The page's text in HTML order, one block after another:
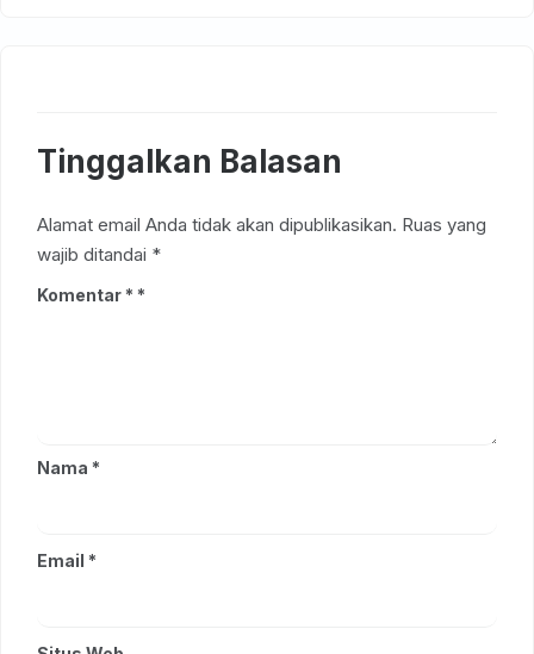
Tinggalkan Balasan
Alamat email Anda tidak akan dipublikasikan. Ruas yang
wajib ditandai *
Komentar *
Nama *
Email *